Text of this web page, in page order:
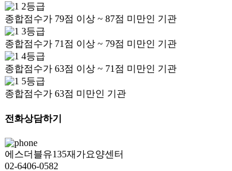
2등급
종합점수가 79점 이상 ~ 87점 미만인 기관
3등급
종합점수가 71점 이상 ~ 79점 미만인 기관
4등급
종합점수가 63점 이상 ~ 71점 미만인 기관
5등급
종합점수가 63점 미만인 기관
전화상담하기
에스더블유135재가요양센터
02-6406-0582